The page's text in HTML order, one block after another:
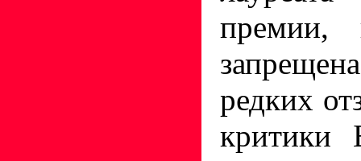
редких
критики